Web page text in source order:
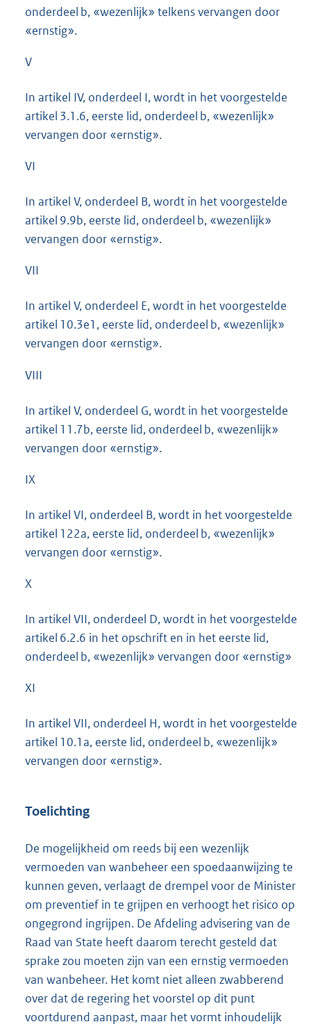
onderdeel b, «wezenlijk» telkens vervangen door
«ernstig».
V
In artikel IV, onderdeel I, wordt in het voorgestelde
artikel 3.1.6, eerste lid, onderdeel b, «wezenlijk»
vervangen door «ernstig».
VI
In artikel V, onderdeel B, wordt in het voorgestelde
artikel 9.9b, eerste lid, onderdeel b, «wezenlijk»
vervangen door «ernstig».
VII
In artikel V, onderdeel E, wordt in het voorgestelde
artikel 10.3e1, eerste lid, onderdeel b, «wezenlijk»
vervangen door «ernstig».
VIII
In artikel V, onderdeel G, wordt in het voorgestelde
artikel 11.7b, eerste lid, onderdeel b, «wezenlijk»
vervangen door «ernstig».
IX
In artikel VI, onderdeel B, wordt in het voorgestelde
artikel 122a, eerste lid, onderdeel b, «wezenlijk»
vervangen door «ernstig».
X
In artikel VII, onderdeel D, wordt in het voorgestelde
artikel 6.2.6 in het opschrift en in het eerste lid,
onderdeel b, «wezenlijk» vervangen door «ernstig»
XI
In artikel VII, onderdeel H, wordt in het voorgestelde
artikel 10.1a, eerste lid, onderdeel b, «wezenlijk»
vervangen door «ernstig».
Toelichting
De mogelijkheid om reeds bij een wezenlijk
vermoeden van wanbeheer een spoedaanwijzing te
kunnen geven, verlaagt de drempel voor de Minister
om preventief in te grijpen en verhoogt het risico op
ongegrond ingrijpen. De Afdeling advisering van de
Raad van State heeft daarom terecht gesteld dat
sprake zou moeten zijn van een ernstig vermoeden
van wanbeheer. Het komt niet alleen zwabberend
over dat de regering het voorstel op dit punt
voortdurend aanpast, maar het vormt inhoudelijk